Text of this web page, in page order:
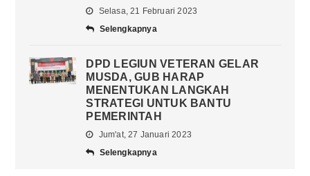
Selasa, 21 Februari 2023
Selengkapnya
DPD LEGIUN VETERAN GELAR
MUSDA, GUB HARAP
MENENTUKAN LANGKAH
STRATEGI UNTUK BANTU
PEMERINTAH
Jum'at, 27 Januari 2023
Selengkapnya